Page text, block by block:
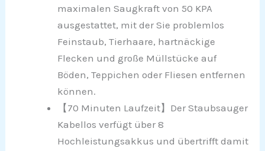
maximalen Saugkraft von 50 KPA
ausgestattet, mit der Sie problemlos
Feinstaub, Tierhaare, hartnäckige
Flecken und große Müllstücke auf
Böden, Teppichen oder Fliesen entfernen
können.
【70 Minuten Laufzeit】Der Staubsauger
Kabellos verfügt über 8
Hochleistungsakkus und übertrifft damit